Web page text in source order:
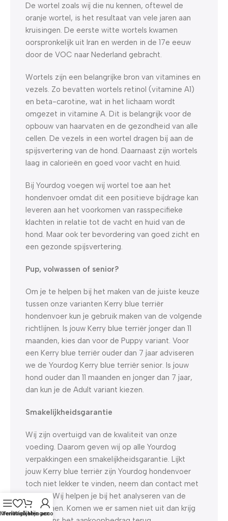
De wortel zoals wij die nu kennen, oftewel de
oranje wortel, is het resultaat van vele jaren aan
kruisingen. De eerste witte wortels kwamen
oorspronkelijk uit Iran en werden in de 17e eeuw
door de VOC naar Nederland gebracht.
Wortels zijn een belangrijke bron van vitamines en
vezels. Zo bevatten wortels retinol (vitamine A1)
en beta-carotine, wat in het lichaam wordt
omgezet in vitamine A. Dit is belangrijk voor de
opbouw van haarvaten en de gezondheid van alle
cellen. De vezels in een wortel dragen bij aan de
spijsvertering van de hond. Daarnaast zijn wortels
laag in calorieën en goed voor vacht en huid.
Bij Yourdog voegen wij wortel toe aan het
hondenvoer omdat dit een positieve bijdrage kan
leveren aan het voorkomen van rasspecifieke
klachten in relatie tot de vacht en huid van de
hond. Maar ook ter bevordering van goed zicht en
een gezonde spijsvertering.
Pup, volwassen of senior?
Om je te helpen bij het maken van de juiste keuze
tussen onze varianten Kerry blue terriër
hondenvoer kun je gebruik maken van de volgende
richtlijnen. Is jouw Kerry blue terriër jonger dan 11
maanden, kies dan voor de Puppy variant. Voor
een Kerry blue terriër ouder dan 7 jaar adviseren
we de Yourdog Kerry blue terriër senior. Is jouw
hond ouder dan 11 maanden en jonger dan 7 jaar,
dan kun je de Adult variant kiezen.
Smakelijkheidsgarantie
Wij zijn overtuigd van de kwaliteit van onze
voeding. Daarom geven wij op alle Yourdog
verpakkingen een smakelijkheidsgarantie. Lijkt
jouw Kerry blue terriër zijn Yourdog hondenvoer
toch niet lekker te vinden, neem dan contact met
ons op. Wij helpen je bij het analyseren van de
problemen. Komen we er samen niet uit dan krijg
Menu
Verlanglijst
Winkelwagen
Mijn account